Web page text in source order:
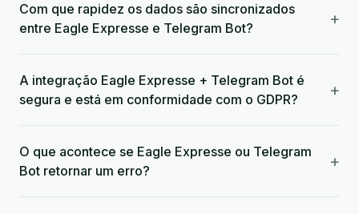
Com que rapidez os dados são sincronizados
entre Eagle Expresse e Telegram Bot?
+
A integração Eagle Expresse + Telegram Bot é
segura e está em conformidade com o GDPR?
+
O que acontece se Eagle Expresse ou Telegram
Bot retornar um erro?
+